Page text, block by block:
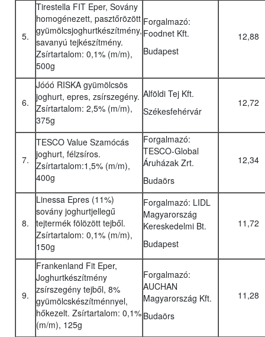
5.
Tirestella FIT Eper, Sovány
homogénezett, pasztőrözött
gyümölcsjoghurtkészítmény,
savanyú tejkészítmény.
Zsírtartalom: 0,1% (m/m),
500g
Forgalmazó:
Foodnet Kft.
Budapest
12,88
6.
Jóóó RISKA gyümölcsös
joghurt, epres, zsírszegény.
Zsírtartalom: 2,5% (m/m),
375g
Alföldi Tej Kft.
Székesfehérvár
12,72
7.
TESCO Value Szamócás
joghurt, félzsíros.
Zsírtartalom:1,5% (m/m),
400g
Forgalmazó:
TESCO-Global
Áruházak Zrt.
Budaörs
12,34
8.
Linessa Epres (11%)
sovány joghurtjellegű
tejtermék fölözött tejből.
Zsírtartalom: 0,1% (m/m),
150g
Forgalmazó: LIDL
Magyarország
Kereskedelmi Bt.
Budapest
11,72
9.
Frankenland Fit Eper,
Joghurtkészítmény
zsírszegény tejből, 8%
gyümölcskészítménnyel,
hőkezelt. Zsírtartalom: 0,1%
(m/m), 125g
Forgalmazó:
AUCHAN
Magyarország Kft.
Budaörs
11,28